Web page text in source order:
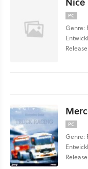
PC
Genre:
PC
Genre: